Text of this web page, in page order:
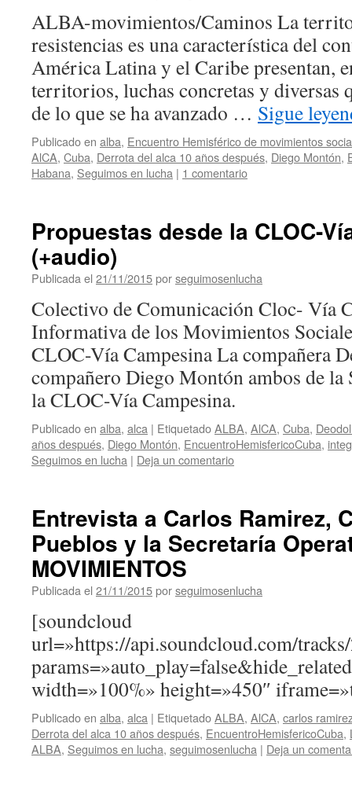
ALBA-movimientos/Caminos La
resistencias es una característica del
América Latina y el Caribe presentan,
territorios, luchas concretas y diversas
de lo que se ha avanzado … Sigue
Publicado en alba, Encuentro Hemisférico de movimientos
AlCA, Cuba, Derrota del alca 10 años después, Diego Montón,
Habana, Seguimos en lucha | 1 comentario
Propuestas desde la CLOC-
(+audio)
Publicada el 21/11/2015porseguimosenlucha
Colectivo de Comunicación Cloc- Vía
Informativa de los Movimientos
CLOC-Vía Campesina La compañera
compañero Diego Montón ambos de la
la CLOC-Vía Campesina.
Publicado en alba, alca | EtiquetadoALBA, AlCA, Cuba,
años después, Diego Montón, EncuentroHemisfericoCuba,
Seguimos en lucha | Deja un comentario
Entrevista a Carlos Ramirez,
Pueblos y la Secretaría
MOVIMIENTOS
Publicada el 21/11/2015porseguimosenlucha
[soundcloud
url=»https://api.soundcloud.com/
width=»100%» height=»450″
Publicado en alba, alca | EtiquetadoALBA, AlCA, carlos
Derrota del alca 10 años después, EncuentroHemisfericoCuba,
ALBA, Seguimos en lucha, seguimosenlucha | Deja un